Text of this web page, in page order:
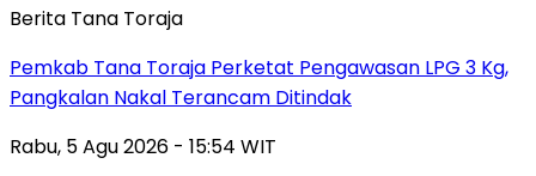
Berita Tana Toraja
Pemkab Tana Toraja Perketat Pengawasan LPG 3 Kg,
Pangkalan Nakal Terancam Ditindak
Rabu, 5 Agu 2026 - 15:54 WIT